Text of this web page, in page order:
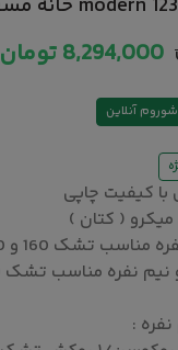
8,294,000تومان
آنلاین
کیفیت چاپی
میکرو ( کتان )
160 و 180 می باشد
مناسب تشک 120 می باشد
: